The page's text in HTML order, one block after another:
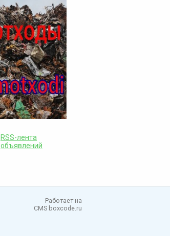
RSS-лента
объявлений
Работает на
CMS boxcode.ru